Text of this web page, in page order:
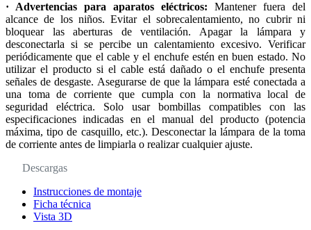
· Advertencias para aparatos eléctricos: Mantener fuera del
alcance de los niños. Evitar el sobrecalentamiento, no cubrir ni
bloquear las aberturas de ventilación. Apagar la lámpara y
desconectarla si se percibe un calentamiento excesivo. Verificar
periódicamente que el cable y el enchufe estén en buen estado. No
utilizar el producto si el cable está dañado o el enchufe presenta
señales de desgaste. Asegurarse de que la lámpara esté conectada a
una toma de corriente que cumpla con la normativa local de
seguridad eléctrica. Solo usar bombillas compatibles con las
especificaciones indicadas en el manual del producto (potencia
máxima, tipo de casquillo, etc.). Desconectar la lámpara de la toma
de corriente antes de limpiarla o realizar cualquier ajuste.
Descargas
Instrucciones de montaje
Ficha técnica
Vista 3D